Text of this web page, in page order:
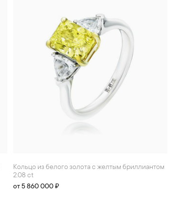
Кольцо из белого золота с желтым бриллиантом
2.08 ct
от 5 860 000 ₽